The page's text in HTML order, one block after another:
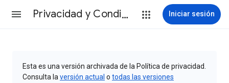
Privacidad y Condiciones Iniciar sesión
Esta es una versión archivada de la Política de privacidad.
Consulta la versión actual o todas las versiones